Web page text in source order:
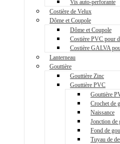
Vis auto-perforante
Costière de Velux
Dôme et Coupole
Dôme et Coupole
Costière PVC pour
Costière GALVA
Lanterneau
Gouttière
Gouttière Zinc
Gouttière PVC
Gouttière
Crochet de
Naissance
Jonction de
Fond de
Tuyau de